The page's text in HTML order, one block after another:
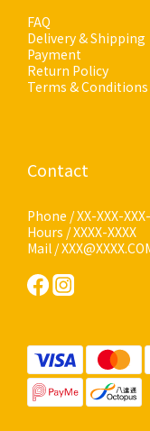
FAQ
Delivery & Shipping
Payment
Return Policy
Terms & Conditions
Contact
Phone / XX-XXX-
Hours / XXXX-XXXX
Mail /